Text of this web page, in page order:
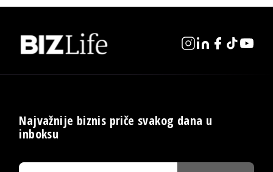
Najvažnije biznis priče svakog dana u
inboksu